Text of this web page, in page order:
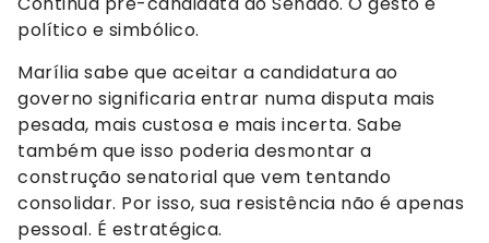
político e simbólico.
Marília sabe que aceitar a candidatura ao
governo significaria entrar numa disputa mais
pesada, mais custosa e mais incerta. Sabe
também que isso poderia desmontar a
construção senatorial que vem tentando
consolidar. Por isso, sua resistência não é apenas
pessoal. É estratégica.